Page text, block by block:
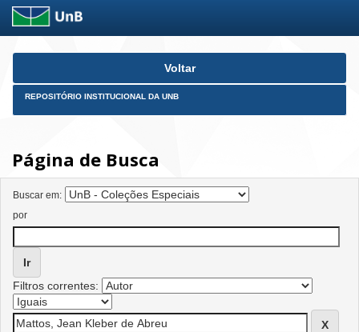
Skip
Voltar
REPOSITÓRIO INSTITUCIONAL DA UNB
Página de Busca
Buscar em:
por
Filtros correntes: